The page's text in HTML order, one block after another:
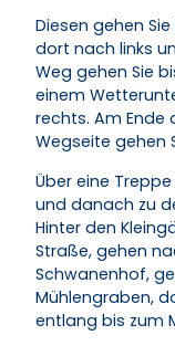
Diesen gehen
dort nach links
Weg gehen Sie
einem
rechts. Am Ende
Wegseite gehen
Über eine
und danach zu
Hinter den
Straße, gehen
Schwanenhof,
Mühlengraben,
entlang bis zum